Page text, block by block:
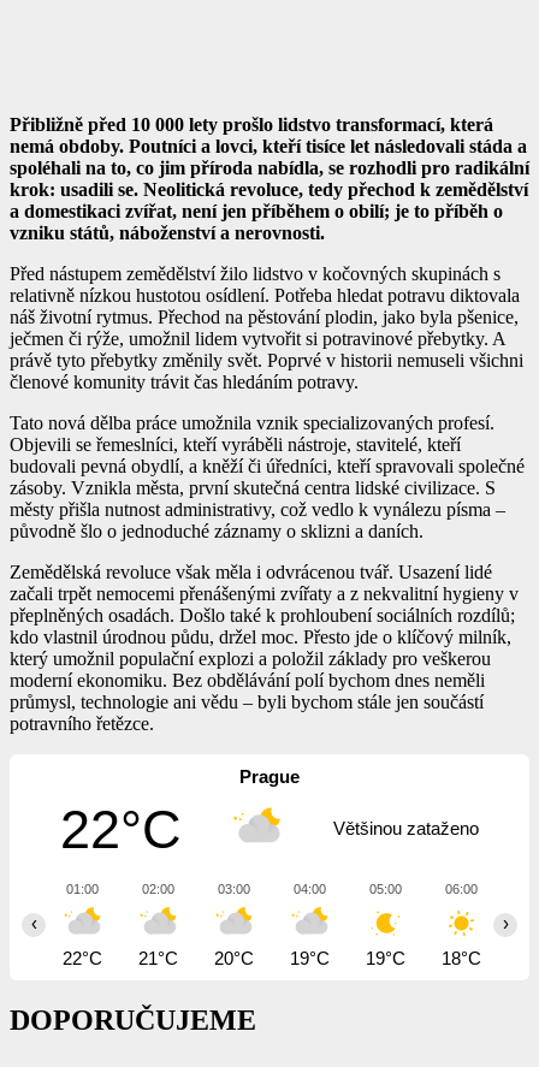
Přibližně před 10 000 lety prošlo lidstvo transformací, která
nemá obdoby. Poutníci a lovci, kteří tisíce let následovali stáda a
spoléhali na to, co jim příroda nabídla, se rozhodli pro radikální
krok: usadili se. Neolitická revoluce, tedy přechod k zemědělství
a domestikaci zvířat, není jen příběhem o obilí; je to příběh o
vzniku států, náboženství a nerovnosti.
Před nástupem zemědělství žilo lidstvo v kočovných skupinách s
relativně nízkou hustotou osídlení. Potřeba hledat potravu diktovala
náš životní rytmus. Přechod na pěstování plodin, jako byla pšenice,
ječmen či rýže, umožnil lidem vytvořit si potravinové přebytky. A
právě tyto přebytky změnily svět. Poprvé v historii nemuseli všichni
členové komunity trávit čas hledáním potravy.
Tato nová dělba práce umožnila vznik specializovaných profesí.
Objevili se řemeslníci, kteří vyráběli nástroje, stavitelé, kteří
budovali pevná obydlí, a kněží či úředníci, kteří spravovali společné
zásoby. Vznikla města, první skutečná centra lidské civilizace. S
městy přišla nutnost administrativy, což vedlo k vynálezu písma –
původně šlo o jednoduché záznamy o sklizni a daních.
Zemědělská revoluce však měla i odvrácenou tvář. Usazení lidé
začali trpět nemocemi přenášenými zvířaty a z nekvalitní hygieny v
přeplněných osadách. Došlo také k prohloubení sociálních rozdílů;
kdo vlastnil úrodnou půdu, držel moc. Přesto jde o klíčový milník,
který umožnil populační explozi a položil základy pro veškerou
moderní ekonomiku. Bez obdělávání polí bychom dnes neměli
průmysl, technologie ani vědu – byli bychom stále jen součástí
potravního řetězce.
Prague
22°C Většinou zataženo
01:00
22°C
02:00
21°C
03:00
20°C
04:00
19°C
05:00
19°C
06:00
18°C
‹ ›
DOPORUČUJEME